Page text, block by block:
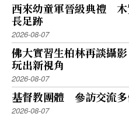
西來幼童軍晉級典禮 木
長足跡
2026-08-07
佛大實習生柏林再談攝
玩出新視角
2026-08-07
基督教團體 參訪交流多
2026-08-07